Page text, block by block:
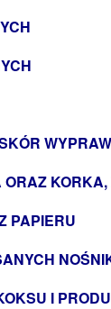
PAPIERU
I